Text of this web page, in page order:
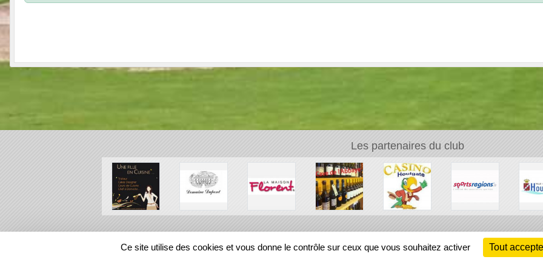
Les partenaires du club
REGIONS
Ce site utilise des cookies et vous donne le contrôle sur ceux que vous souhaitez activer Tout